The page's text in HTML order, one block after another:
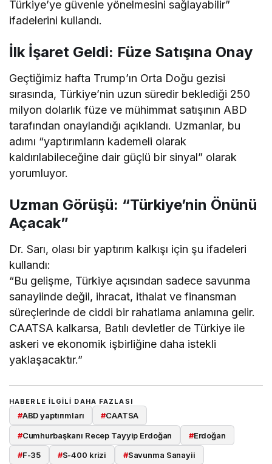
Türkiye’ye güvenle yönelmesini sağlayabilir”
ifadelerini kullandı.
İlk İşaret Geldi: Füze Satışına Onay
Geçtiğimiz hafta Trump’ın Orta Doğu gezisi
sırasında, Türkiye’nin uzun süredir beklediği 250
milyon dolarlık füze ve mühimmat satışının ABD
tarafından onaylandığı açıklandı. Uzmanlar, bu
adımı “yaptırımların kademeli olarak
kaldırılabileceğine dair güçlü bir sinyal” olarak
yorumluyor.
Uzman Görüşü: “Türkiye’nin Önünü
Açacak”
Dr. Sarı, olası bir yaptırım kalkışı için şu ifadeleri
kullandı:
“Bu gelişme, Türkiye açısından sadece savunma
sanayiinde değil, ihracat, ithalat ve finansman
süreçlerinde de ciddi bir rahatlama anlamına gelir.
CAATSA kalkarsa, Batılı devletler de Türkiye ile
askeri ve ekonomik işbirliğine daha istekli
yaklaşacaktır.”
HABERLE ILGILI DAHA FAZLASI
#ABD yaptırımları #CAATSA
#Cumhurbaşkanı Recep Tayyip Erdoğan #Erdoğan
#F-35 #S-400 krizi #Savunma Sanayii